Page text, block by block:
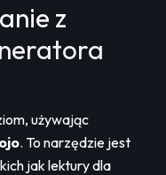
z
używając
. To narzędzie jest
jak lektury dla